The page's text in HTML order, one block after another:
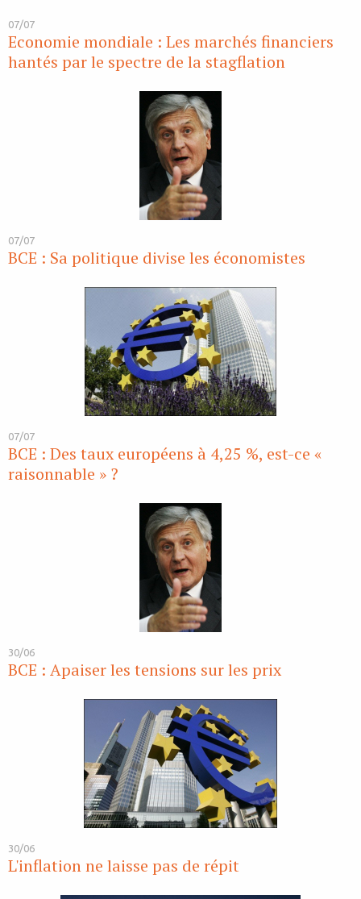
07/07
Economie mondiale : Les marchés financiers
hantés par le spectre de la stagflation
07/07
BCE : Sa politique divise les économistes
07/07
BCE : Des taux européens à 4,25 %, est-ce «
raisonnable » ?
30/06
BCE : Apaiser les tensions sur les prix
30/06
L'inflation ne laisse pas de répit